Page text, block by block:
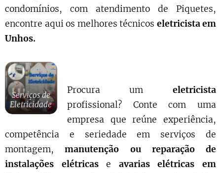
condomínios, com atendimento de Piquetes,
encontre aqui os melhores técnicos eletricista em
Unhos.
Serviços de
Eletricidade
Procura um eletricista
profissional? Conte com uma
empresa que reúne experiência,
competência e seriedade em serviços de
montagem,manutenção ou reparação de
instalações elétricase avarias elétricas em